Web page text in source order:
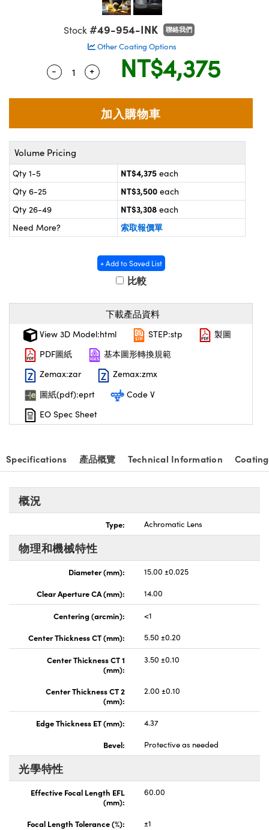
Sputtering) Coated Optics |
濺鍍）鍍膜光學元件
Elements (DOE) | 繞射光學
| 顯微鏡標靶
Stage Micrometers | 刻劃板或鏡
and Couplers | 中繼鏡或耦合鏡
Microscopes | 袖珍顯微鏡
鏡
放大鏡
and Optomechanics | 相
Interface Cameras | 高速接口相
| 模擬相機
| 成像系統
Optical Company
Labs™
Components | SCHOTT 光學
(UFI)
Stock #49-954-INK 聯絡我們
Other Coating Options
Quantity Selector
- Use the plus and minus buttons to
+ NT$4,375
Volume Pricing
Qty 1-5 NT$4,375 each
Qty 6-25
NT$3,500 each
Qty 26-49
NT$3,308 each
Need More?
索取報價單
+ Add to Saved List
比較
下載產品資料
View 3D Model:html STEP:stp
製圖
PDF圖紙
基本圖形轉換規範
Zemax:zar
Zemax:zmx
圖紙(pdf):eprt
Code V
EO Spec Sheet
Specifications 產品概覽 Technical Information
概況
Type: Achromatic Lens
物理和機械特性
Diameter (mm):
15.00 ±0.025
Clear Aperture CA (mm):
14.00
Centering (arcmin):
<1
Center Thickness CT (mm):
5.50 ±0.20
Center Thickness CT 1
(mm):
3.50 ±0.10
Center Thickness CT 2
(mm):
2.00 ±0.10
Edge Thickness ET (mm):
4.37
Bevel:
Protective as needed
光學特性
Effective Focal Length EFL
(mm):
60.00
Focal Length Tolerance (%): ±1